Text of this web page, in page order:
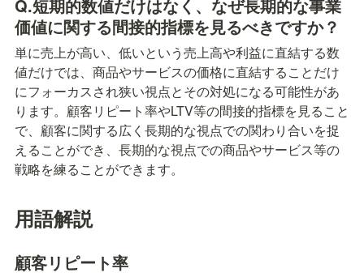
Q.短期的数値だけはなく、なぜ長期的な事業
価値に関する間接的指標を見るべきですか？
単に売上が高い、低いという売上高や利益に直結する数
値だけでは、商品やサービスの価格に直結することだけ
にフォーカスされ狭い視点とその対処になる可能性があ
ります。顧客リピート率やLTV等の間接的指標を見ること
で、顧客に関する広く長期的な視点での関わり合いを捉
えることができ、長期的な視点での商品やサービス等の
戦略を練ることができます。
用語解説
顧客リピート率